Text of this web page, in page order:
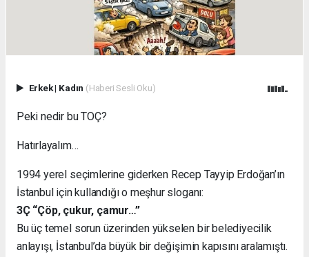
Erkek| Kadın (Haberi Sesli Oku)
Peki nedir bu TOÇ?
Hatırlayalım…
1994 yerel seçimlerine giderken Recep Tayyip Erdoğan’ın
İstanbul için kullandığı o meşhur sloganı:
3Ç “Çöp, çukur, çamur…”
Bu üç temel sorun üzerinden yükselen bir belediyecilik
anlayışı, İstanbul’da büyük bir değişimin kapısını aralamıştı.